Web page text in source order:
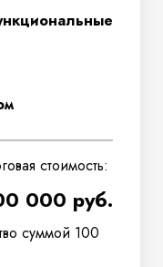
стоимость:
000 руб.
суммой 100